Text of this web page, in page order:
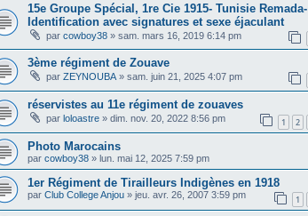
15e Groupe Spécial, 1re Cie 1915- Tunisie Remada-
Identification avec signatures et sexe éjaculant
par cowboy38 » sam. mars 16, 2019 6:14 pm
3ème régiment de Zouave
par ZEYNOUBA» sam. juin 21, 2025 4:07 pm
réservistes au 11e régiment de zouaves
par loloastre » dim. nov. 20, 2022 8:56 pm 1 2
Photo Marocains
par cowboy38 » lun. mai 12, 2025 7:59 pm
1er Régiment de Tirailleurs Indigènes en 1918
par Club College Anjou » jeu. avr. 26, 2007 3:59 pm 1